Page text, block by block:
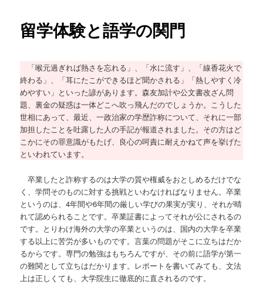
留学体験と語学の関門
「喉元過ぎれば熱さを忘れる」、「水に流す」、「線香花火で
終わる」、「耳にたこができるほど聞かされる」「熱しやすく冷
めやすい」といった諺があります。森友加計や公文書改ざん問
題、裏金の疑惑は一体どこへ吹っ飛んだのでしょうか。こうした
世相にあって、最近、一政治家の学歴詐称について、それに一部
加担したことを吐露した人の手記が報道されました。その方はど
こかにその罪意識がもたげ、良心の呵責に耐えかねて声を挙げた
といわれています。
卒業したと詐称するのは大学の質や権威をおとしめるだけでな
く、学問そのものに対する挑戦といわなければなりません。卒業
というのは、4年間や6年間の厳しい学びの果実が実り、それが晴
れて認められることです。卒業証書によってそれが公にされるの
です。とりわけ海外の大学の卒業というのは、国内の大学を卒業
する以上に苦労が多いものです。言葉の問題がそこに立ちはだか
るからです。専門の勉強はもちろんですが、その前に語学が第一
の難関として立ちはだかります。レポートを書いてみても、文法
上は正しくても、大学院生に徹底的に直されるのです。